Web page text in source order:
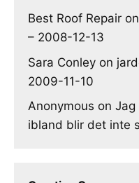
Best Roof Repair on
– 2008-12-13
Sara Conley on
2009-11-10
Anonymous on Jag
ibland blir det inte